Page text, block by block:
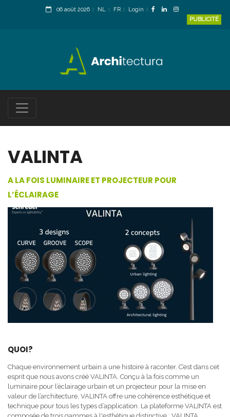
06 août 2026 NL FR
Login
PUBLICITÉ
VALINTA
A LA FOIS LUMINAIRE ET PROJECTEUR POUR
L’ÉCLAIRAGE
QUOI?
Chaque environnement urbain a une histoire à raconter. C’est dans cet
esprit que nous avons créé VALINTA. Conçu à la fois comme un
luminaire pour l’éclairage urbain et un projecteur pour la mise en
valeur de l’architecture, VALINTA offre une cohérence esthétique et
technique pour tous les types d’application. La plateforme VALINTA est